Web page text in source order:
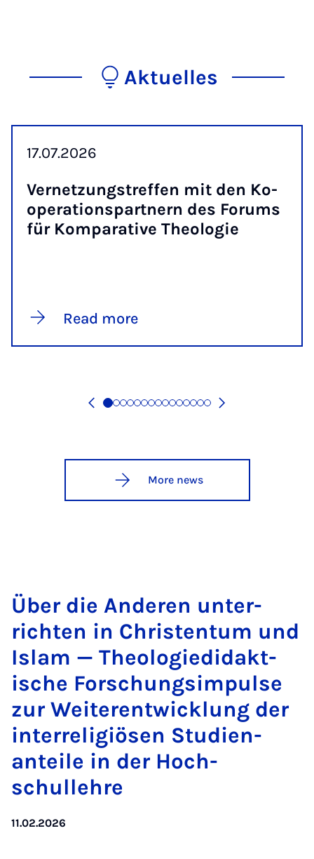
Aktuelles
17.07.2026
Vernet­zung­stref­fen mit den Ko­
op­er­a­tion­spart­nern des For­ums
für Kom­par­at­ive Theo­lo­gie
Read more
More news
Über die An­der­en un­ter­
richt­en in Christ­entum und
Is­lam — Theo­lo­giedidakt­
ische Forschung­sim­pulse
zur Weit­er­entwicklung der
in­ter­re­li­giösen Stud­i­en­
anteile in der Hoch­
schullehre
11.02.2026